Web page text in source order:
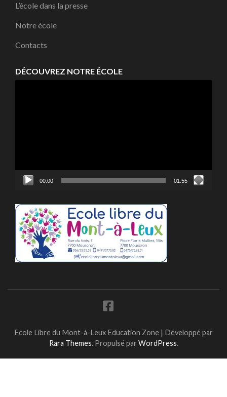
L’école dans la presse
Notre école
Contacts
DÉCOUVREZ NOTRE ÉCOLE
00:00 01:55
Ecole Libre du Mont-à-Leux Education Zone | Développé par
Rara Themes. Propulsé par WordPress.